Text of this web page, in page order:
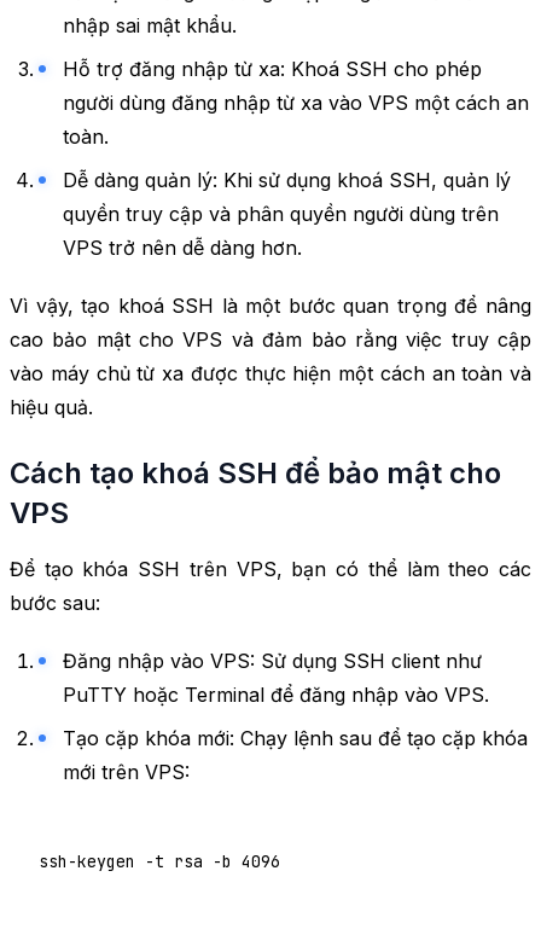
nhập sai mật khẩu.
Hỗ trợ đăng nhập từ xa: Khoá SSH cho phép
người dùng đăng nhập từ xa vào VPS một cách an
toàn.
Dễ dàng quản lý: Khi sử dụng khoá SSH, quản lý
quyền truy cập và phân quyền người dùng trên
VPS trở nên dễ dàng hơn.
Vì vậy, tạo khoá SSH là một bước quan trọng để nâng
cao bảo mật cho VPS và đảm bảo rằng việc truy cập
vào máy chủ từ xa được thực hiện một cách an toàn và
hiệu quả.
Cách tạo khoá SSH để bảo mật cho
VPS
Để tạo khóa SSH trên VPS, bạn có thể làm theo các
bước sau:
Đăng nhập vào VPS: Sử dụng SSH client như
PuTTY hoặc Terminal để đăng nhập vào VPS.
Tạo cặp khóa mới: Chạy lệnh sau để tạo cặp khóa
mới trên VPS:
ssh-keygen -t rsa -b 4096